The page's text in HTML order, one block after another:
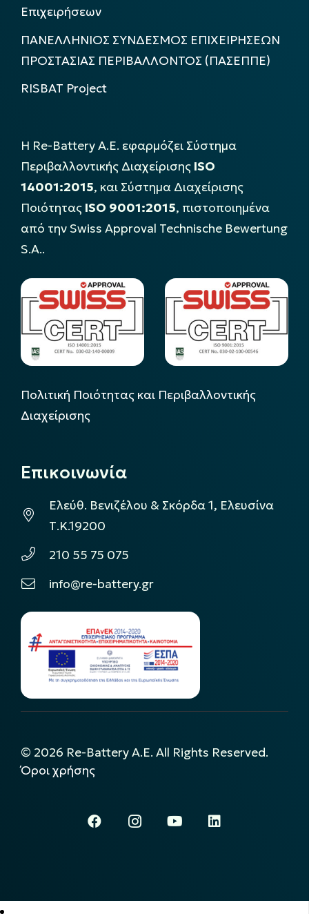
Επιχειρήσεων
ΠΑΝΕΛΛΗΝΙΟΣ ΣΥΝΔΕΣΜΟΣ ΕΠΙΧΕΙΡΗΣΕΩΝ
ΠΡΟΣΤΑΣΙΑΣ ΠΕΡΙΒΑΛΛΟΝΤΟΣ (ΠΑΣΕΠΠΕ)
RISBAT Project
Η Re-Battery Α.Ε. εφαρμόζει Σύστημα
Περιβαλλοντικής Διαχείρισης ISO
14001:2015, και Σύστημα Διαχείρισης
Ποιότητας ISO 9001:2015, πιστοποιημένα
από την Swiss Approval Technische Bewertung
S.A..
Πολιτική Ποιότητας και Περιβαλλοντικής
Διαχείρισης
Επικοινωνία
Ελεύθ. Βενιζέλου & Σκόρδα 1, Ελευσίνα
Τ.Κ.19200
210 55 75 075
info@re-battery.gr
© 2026 Re-Battery A.E. All Rights Reserved.
Όροι χρήσης